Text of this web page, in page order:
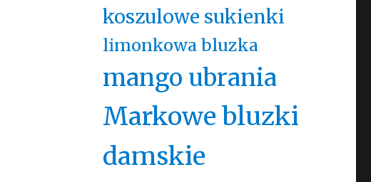
koszulowe sukienki
limonkowa bluzka
mango ubrania
Markowe bluzki
damskie